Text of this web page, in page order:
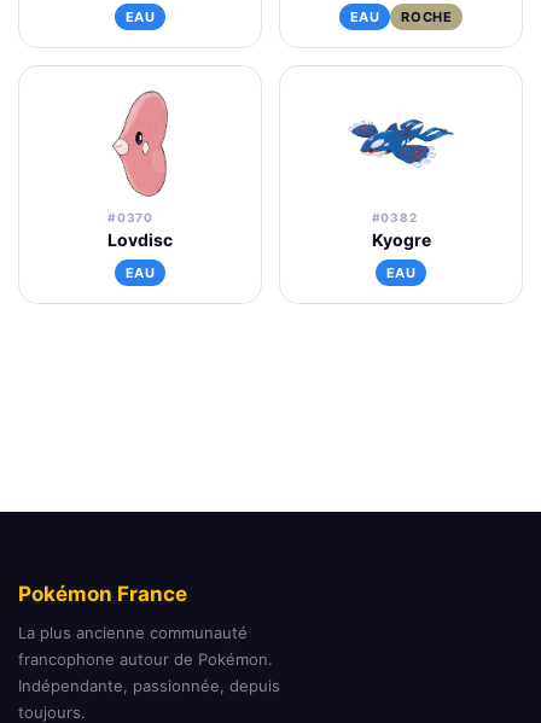
EAU EAU ROCHE
#0370
Lovdisc
EAU
#0382
Kyogre
EAU
Pokémon France
La plus ancienne communauté
francophone autour de Pokémon.
Indépendante, passionnée, depuis
toujours.